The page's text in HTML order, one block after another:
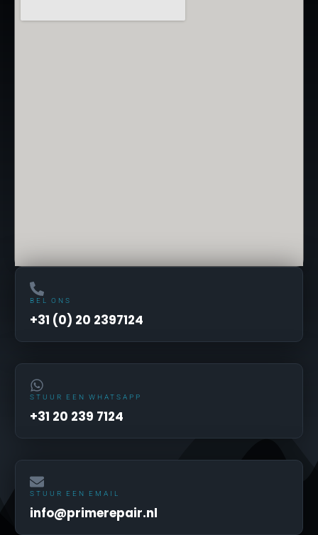
BEL ONS
+31 (0) 20 2397124
STUUR EEN WHATSAPP
+31 20 239 7124
STUUR EEN EMAIL
info@primerepair.nl